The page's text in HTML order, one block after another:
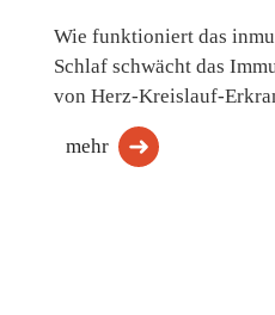
Wie funktioniert das
Schlaf schwächt das
von Herz-Kreislauf-
mehr